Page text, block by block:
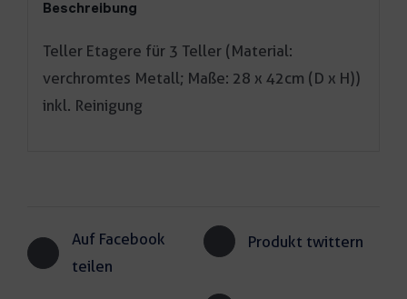
Beschreibung
Teller Etagere für 3 Teller (Material:
verchromtes Metall; Maße: 28 x 42cm (D x H))
inkl. Reinigung
Auf Facebook
teilen
Produkt twittern